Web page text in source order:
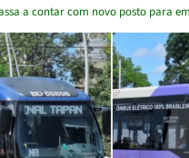
a contar com novo posto para